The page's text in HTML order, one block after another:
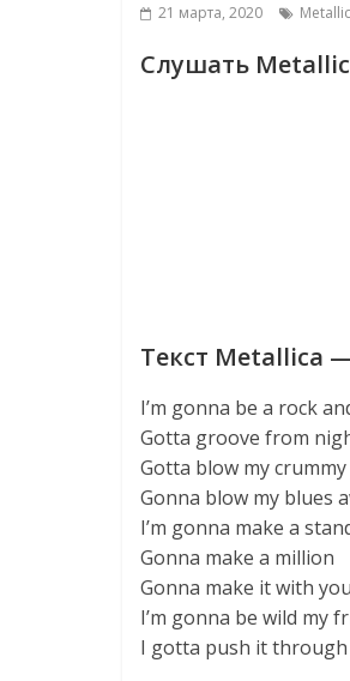
21 марта, 2020
Слушать
Текст Metallica
I’m gonna be a rock
Gotta groove from
Gotta blow my
Gonna blow my blues
I’m gonna make a
Gonna make a million
Gonna make it with you
I’m gonna be wild my
I gotta push it through